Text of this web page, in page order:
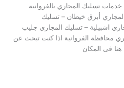
تسليك المجاري بالفروانية
أبرق خيطان – تسليك
اشبيلية – تسليك المجاري جليب
محافظة الفروانية اذا كنت تبحث عن
فى المكان